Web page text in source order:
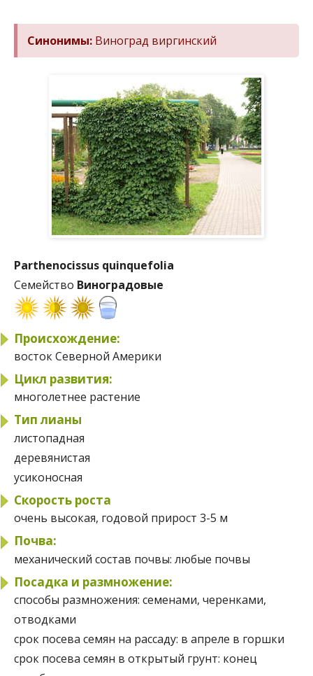
Синонимы: Виноград виргинский
Parthenocissus quinquefolia
Семейство Виноградовые
Происхождение:
восток Северной Америки
Цикл развития:
многолетнее растение
Тип лианы
листопадная
деревянистая
усиконосная
Скорость роста
очень высокая, годовой прирост 3-5 м
Почва:
механический состав почвы: любые почвы
Посадка и размножение:
способы размножения: семенами, черенками,
отводками
срок посева семян на рассаду: в апреле в горшки
срок посева семян в открытый грунт: конец